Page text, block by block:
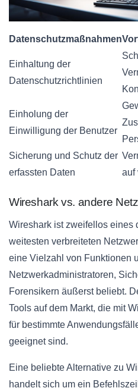
Datenschutzmaßnahmen
Einhaltung der
Datenschutzrichtlinien
Einholung der
Einwilligung der Benutzer
Sicherung und Schutz der
erfassten Daten
auf
Wireshark vs. andere
Wireshark ist zweifellos eines
weitesten verbreiteten
eine Vielzahl von Funktionen
Netzwerkadministratoren,
Forensikern äußerst beliebt.
Tools auf dem Markt, die mit
für bestimmte
geeignet sind.
Eine beliebte Alternative zu
handelt sich um ein